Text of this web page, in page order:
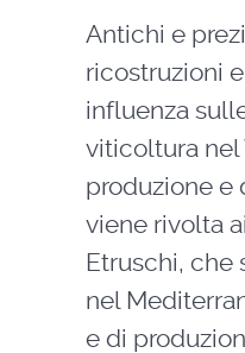
Antichi e
ricostruzioni
influenza
viticoltura nel
produzione e
viene rivolta
Etruschi, che
nel
e di